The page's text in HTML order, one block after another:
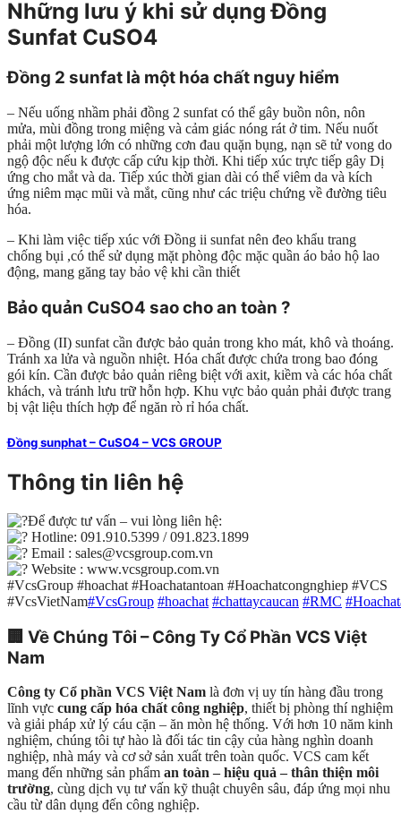
Những lưu ý khi sử dụng Đồng
Sunfat CuSO4
Đồng 2 sunfat là một hóa chất nguy hiểm
– Nếu uống nhầm phải đồng 2 sunfat có thể gây buồn nôn, nôn
mửa, mùi đồng trong miệng và cảm giác nóng rát ở tim. Nếu nuốt
phải một lượng lớn có những cơn đau quặn bụng, nạn sẽ tử vong do
ngộ độc nếu k được cấp cứu kịp thời. Khi tiếp xúc trực tiếp gây Dị
ứng cho mắt và da. Tiếp xúc thời gian dài có thể viêm da và kích
ứng niêm mạc mũi và mắt, cũng như các triệu chứng về đường tiêu
hóa.
– Khi làm việc tiếp xúc với Đồng ii sunfat nên đeo khẩu trang
chống bụi ,có thể sử dụng mặt phòng độc mặc quần áo bảo hộ lao
động, mang găng tay bảo vệ khi cần thiết
Bảo quản CuSO4 sao cho an toàn ?
– Đồng (II) sunfat cần được bảo quản trong kho mát, khô và thoáng.
Tránh xa lửa và nguồn nhiệt. Hóa chất được chứa trong bao đóng
gói kín. Cần được bảo quản riêng biệt với axit, kiềm và các hóa chất
khách, và tránh lưu trữ hỗn hợp. Khu vực bảo quản phải được trang
bị vật liệu thích hợp để ngăn rò rỉ hóa chất.
Đồng sunphat – CuSO4 – VCS GROUP
Thông tin liên hệ
Để được tư vấn – vui lòng liên hệ:
Hotline: 091.910.5399 / 091.823.1899
Email : sales@vcsgroup.com.vn
Website : www.vcsgroup.com.vn
#VcsGroup #hoachat #Hoachatantoan #Hoachatcongnghiep #VCS
#VcsVietNam#VcsGroup #hoachat #chattaycaucan #RMC
🏢 Về Chúng Tôi – Công Ty Cổ Phần VCS Việt
Nam
Công ty Cổ phần VCS Việt Nam là đơn vị uy tín hàng đầu trong
lĩnh vực cung cấp hóa chất công nghiệp, thiết bị phòng thí nghiệm
và giải pháp xử lý cáu cặn – ăn mòn hệ thống. Với hơn 10 năm kinh
nghiệm, chúng tôi tự hào là đối tác tin cậy của hàng nghìn doanh
nghiệp, nhà máy và cơ sở sản xuất trên toàn quốc. VCS cam kết
mang đến những sản phẩm an toàn – hiệu quả – thân thiện môi
trường, cùng dịch vụ tư vấn kỹ thuật chuyên sâu, đáp ứng mọi nhu
cầu từ dân dụng đến công nghiệp.